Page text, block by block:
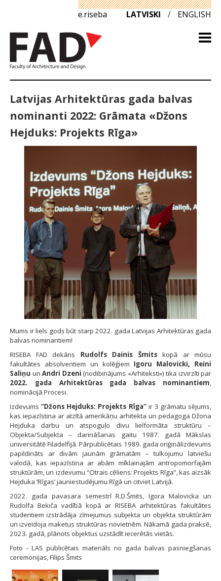
e.riseba LATVISKI / ENGLISH
Latvijas Arhitektūras gada balvas
nominanti 2022: Grāmata «Džons
Hejduks: Projekts Rīga»
Mums ir liels gods būt starp 2022. gada Latvijas Arhitektūras gada
balvas nominantiem!
RISEBA FAD dekāns Rudolfs Dainis Šmitskopā ar mūsu
fakultātes absolventiem un kolēģiem Igoru Malovicki, Reini
Saliņu un Andri Dzeni (nodibinājums «Arhiteksti») tika izvirzīti par
2022. gada Arhitektūras gada balvas nominantiem,
nominācijā Procesi.
Izdevums“Džons Hejduks: Projekts Rīga”ir 3 grāmatu sējums,
kas iepazīstina ar atzītā amerikāņu arhitekta un pedagoga Džona
Hejduka darbu un atspoguļo divu lielformāta struktūru –
Objekta/Subjekta – darināšanas gaitu 1987. gadā Mākslas
universitātē Filadelfijā. Pārpublicētais 1989. gada oriģinālizdevums
papildināts ar divām jaunām grāmatām – tulkojumu latviešu
valodā, kas iepazīstina ar abām mīklainajām antropomorfajām
struktūrām, un izdevumu “Otrais cēliens: Projekts Rīga”, kas aizsāk
Hejduka ‘Rīgas’ jauniestudējumu Rīgā un citviet Latvijā.
2022. gada pavasara semestrī R.D.Šmits, Igora Malovicka un
Rudolfa Bekiča vadībā kopā ar RISEBA arhitektūras fakultātes
studentiem izstrādāja zīmejumus subjekta un objekta struktūrām
un izveidoja maketus struktūras novietnēm. Nākamā gada praksē,
2023. gadā, plānots objektus uzstādīt iecerētās vietās.
Foto - LAS publicētais materiāls no gada balvas pasniegšanas
ceremonijas, Filips Šmits